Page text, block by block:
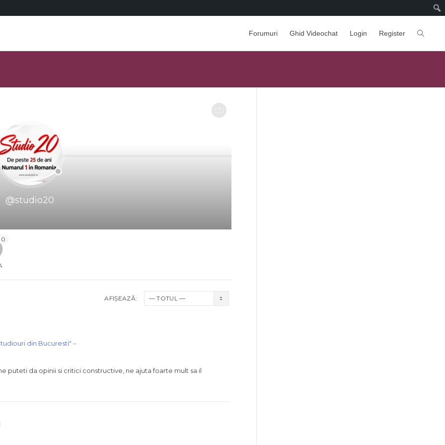
Forumuri Ghid Videochat Login Register
@studio20
0
AFIȘEAZĂ:
din Bucuresti" –
puteti da opinii si critici constructive, ne ajuta foarte mult sa il